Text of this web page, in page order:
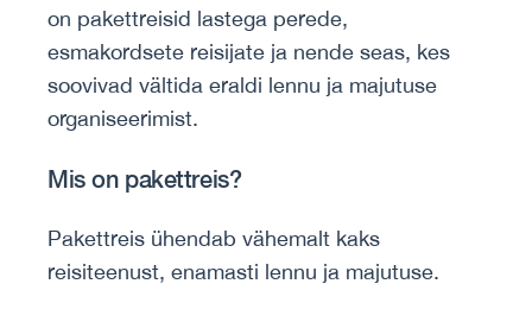
on pakettreisid lastega perede,
esmakordsete reisijate ja nende seas, kes
soovivad vältida eraldi lennu ja majutuse
organiseerimist.
Mis on pakettreis?
Pakettreis ühendab vähemalt kaks
reisiteenust, enamasti lennu ja majutuse.